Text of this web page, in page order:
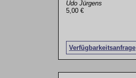
Udo Jürgens
5,00 €
Verfügbarkeitsanfrage